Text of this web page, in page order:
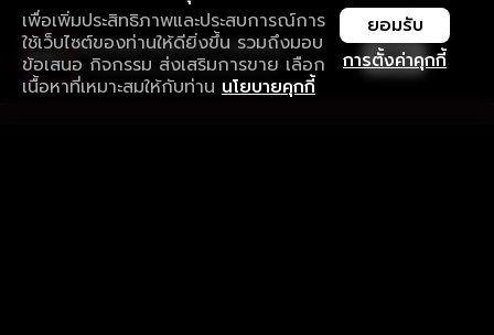
เพื่อเพิ่มประสิทธิภาพและประสบการณ์การ
ใช้เว็บไซต์ของท่านให้ดียิ่งขึ้น รวมถึงมอบ
ข้อเสนอ กิจกรรม ส่งเสริมการขาย เลือก
เนื้อหาที่เหมาะสมให้กับท่าน นโยบายคุกกี้
การตั้งค่าคุกกี้
ยอมรับ
ใช้งานแอป ลื่นไหลกว่า ไม่มีสะดุด
ดาวน์โหลดแอปเพื่อการรับชมที่ดีกว่า เปิด